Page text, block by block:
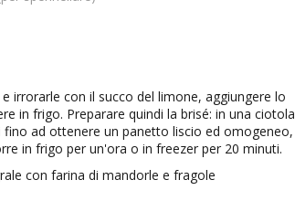
irrorarle con il succo del limone, aggiungere lo
in frigo. Preparare quindi la brisé: in una ciotola
ad ottenere un panetto liscio ed omogeneo,
in frigo per un'ora o in freezer per 20 minuti.